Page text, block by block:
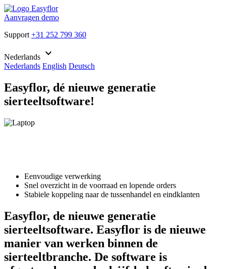
Aanvragen demo
Support +31 252 799 360
Nederlands keyboard_arrow_down
Nederlands English Deutsch
Easyflor, dé nieuwe generatie
sierteeltsoftware!
Eenvoudige verwerking
Snel overzicht in de voorraad en lopende orders
Stabiele koppeling naar de tussenhandel en eindklanten
Easyflor, de nieuwe generatie
sierteeltsoftware. Easyflor is de nieuwe
manier van werken binnen de
sierteeltbranche. De software is